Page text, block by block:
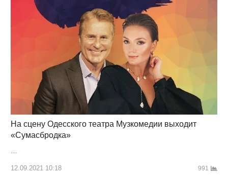
На сцену Одесского театра Музкомедии выходит
«Сумасбродка»
…
12.09.2021 10:18 991